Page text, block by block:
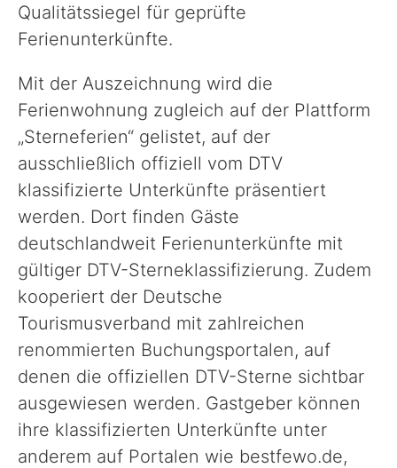
Verwaltung
Unsere Standorte
Presse
Formulare & Anträge und Co.
Qualitätssiegel für geprüfte
Ferienunterkünfte.
Mit der Auszeichnung wird die
Ferienwohnung zugleich auf der Plattform
„Sterneferien“ gelistet, auf der
ausschließlich offiziell vom DTV
klassifizierte Unterkünfte präsentiert
werden. Dort finden Gäste
deutschlandweit Ferienunterkünfte mit
gültiger DTV-Sterneklassifizierung. Zudem
kooperiert der Deutsche
Tourismusverband mit zahlreichen
renommierten Buchungsportalen, auf
denen die offiziellen DTV-Sterne sichtbar
ausgewiesen werden. Gastgeber können
ihre klassifizierten Unterkünfte unter
anderem auf Portalen wie bestfewo.de,